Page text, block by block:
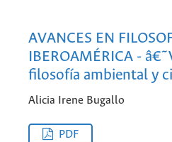
AVANCES EN
IBEROAMÉRICA -
filosofía ambiental y
Alicia Irene Bugallo
PDF